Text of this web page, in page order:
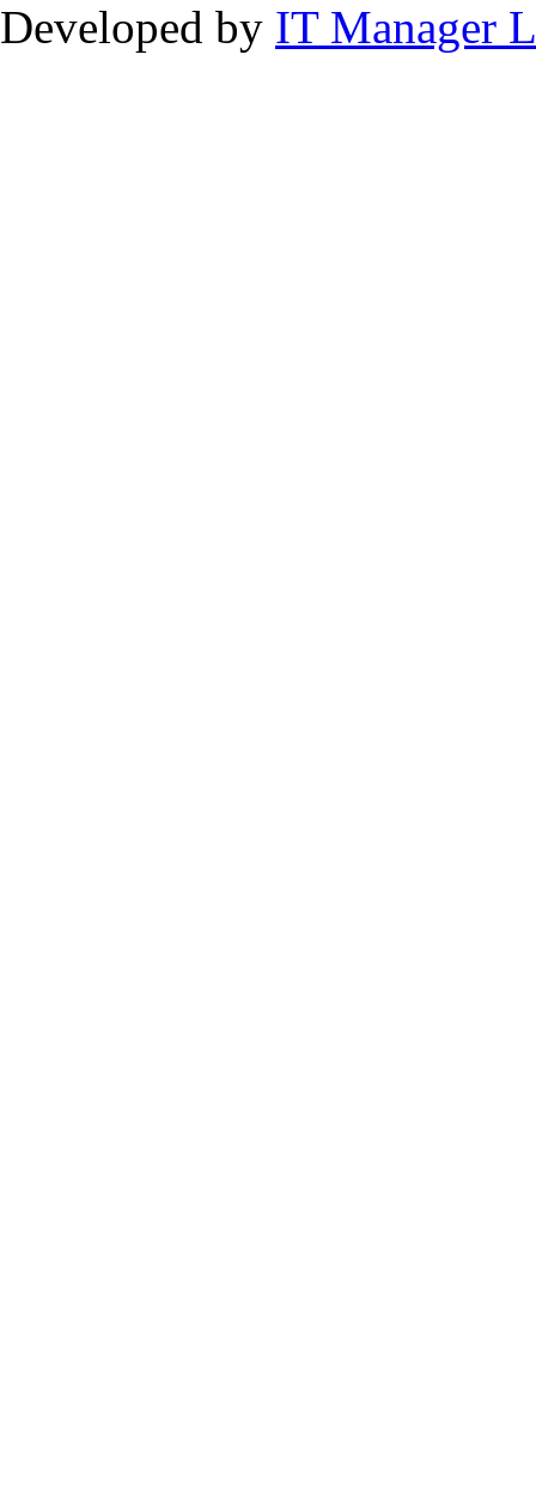
Developed by IT Manager